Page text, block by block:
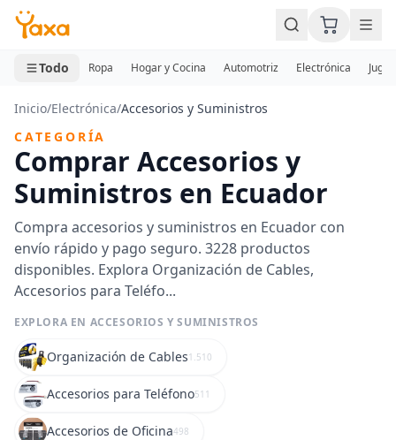
MINI CARRITO
0 productos
Todo Ropa Hogar y Cocina Automotriz Electrónica
Inicio/Electrónica/Accesorios y Suministros
CATEGORÍA
Comprar Accesorios y
Suministros en Ecuador
Compra accesorios y suministros en Ecuador con
envío rápido y pago seguro. 3228 productos
disponibles. Explora Organización de Cables,
Accesorios para Teléfo...
EXPLORA EN ACCESORIOS Y SUMINISTROS
Organización de Cables1.510
Accesorios para Teléfono511
Accesorios de Oficina498